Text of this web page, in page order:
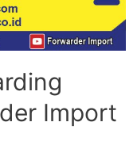
Import